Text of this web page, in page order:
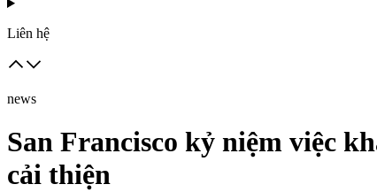
Liên hệ
news
San Francisco kỷ niệm việc
cải thiện